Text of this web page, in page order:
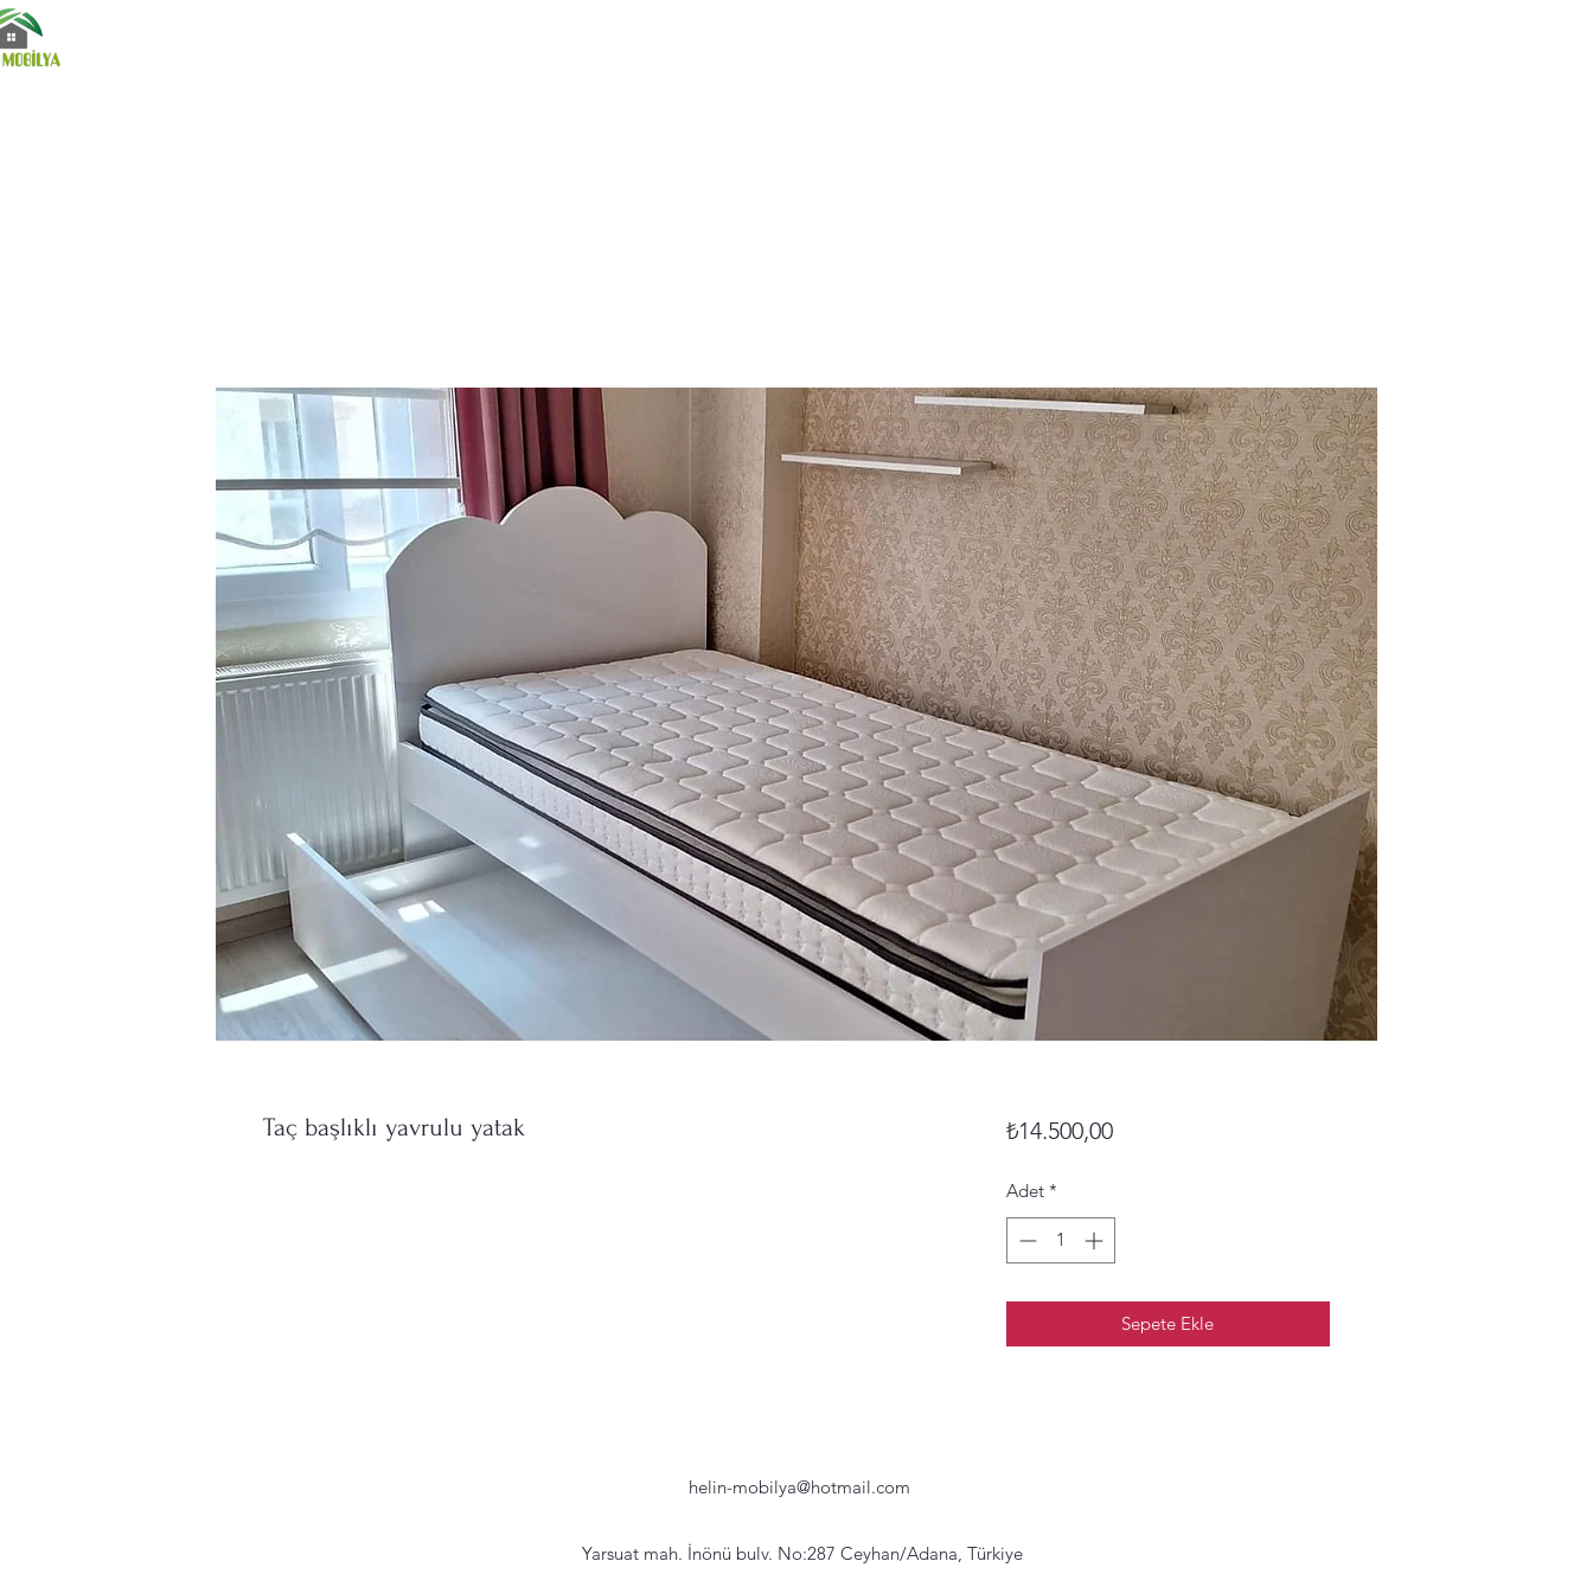
Taç başlıklı yavrulu yatak ₺14.500,00Fiyat
Adet *
Sepete Ekle
helin-mobilya@hotmail.com
Yarsuat mah. İnönü bulv. No:287 Ceyhan/Adana, Türkiye